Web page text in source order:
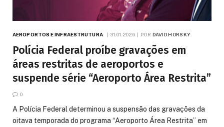
AEROPORTOS E INFRAESTRUTURA 31.01.2026 POR DAVID HORSKY
Polícia Federal proíbe gravações em
áreas restritas de aeroportos e
suspende série “Aeroporto Área Restrita”
0
A Polícia Federal determinou a suspensão das gravações da
oitava temporada do programa “Aeroporto Área Restrita” em